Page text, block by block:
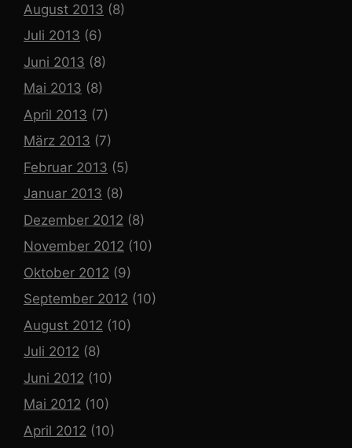
August 2013 (8)
Juli 2013 (6)
Juni 2013 (8)
Mai 2013 (8)
April 2013 (7)
März 2013 (7)
Februar 2013 (5)
Januar 2013 (8)
Dezember 2012 (8)
November 2012 (10)
Oktober 2012 (9)
September 2012 (10)
August 2012 (10)
Juli 2012 (8)
Juni 2012 (10)
Mai 2012 (10)
April 2012 (10)